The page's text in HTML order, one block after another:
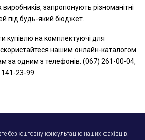
виробників, запропонують різноманітні
під будь-який бюджет.
купівлю на комплектуючі для
скористайтеся нашим онлайн-каталогом
за одним з телефонів: (067) 261-00-04,
23-99.
безкоштовну консультацію наших фахівців.